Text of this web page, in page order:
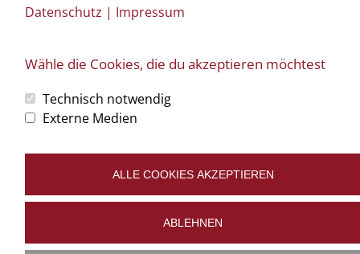
design.at
Impressum Datenschutz
Datenschutz | Impressum
Wähle die Cookies, die du akzeptieren möchtest
Technisch notwendig
Externe Medien
ALLE COOKIES AKZEPTIEREN
ABLEHNEN